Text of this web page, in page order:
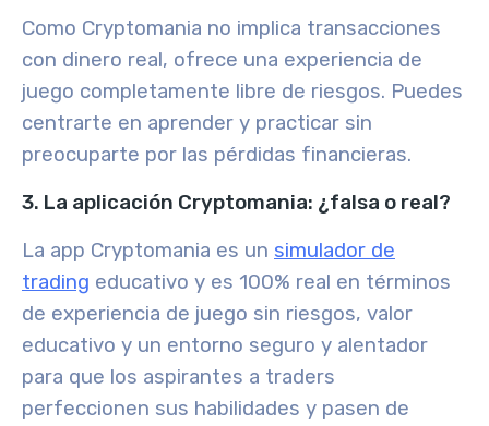
Como Cryptomania no implica transacciones
con dinero real, ofrece una experiencia de
juego completamente libre de riesgos. Puedes
centrarte en aprender y practicar sin
preocuparte por las pérdidas financieras.
3. La aplicación Cryptomania: ¿falsa o real?
La app Cryptomania es un simulador de
trading educativo y es 100% real en términos
de experiencia de juego sin riesgos, valor
educativo y un entorno seguro y alentador
para que los aspirantes a traders
perfeccionen sus habilidades y pasen de